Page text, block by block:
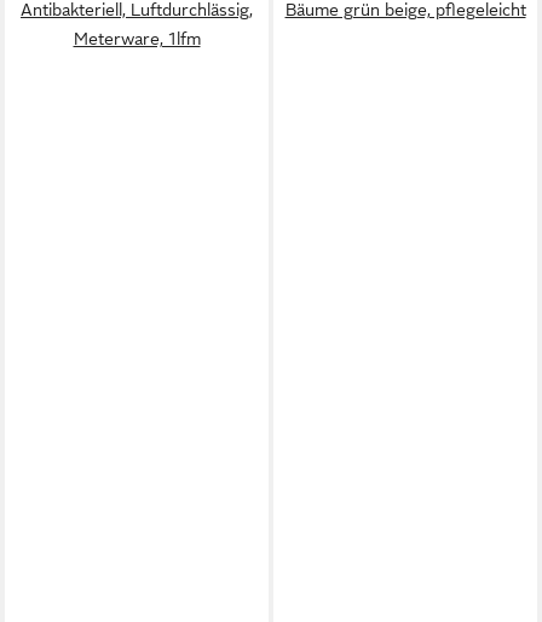
Antibakteriell, Luftdurchlässig,
Meterware, 1lfm
Bäume grün beige, pflegeleicht